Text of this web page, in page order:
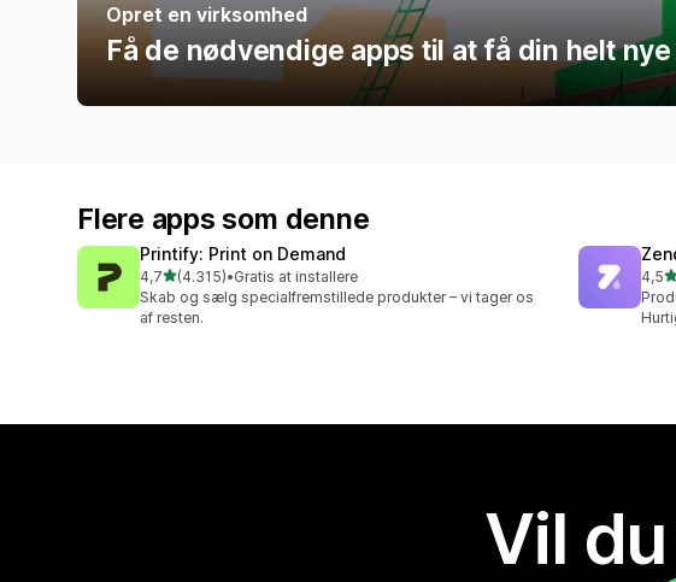
Opret en virksomhed
Få de nødvendige apps til at få din helt
Flere apps som denne
Printify: Print on Demand
4,7ud af 5 stjerner
(4.315)
4315 anmeldelser i alt
•Gratis at installere
Skab og sælg specialfremstillede produkter – vi tager os
af resten.
4,5
Vil